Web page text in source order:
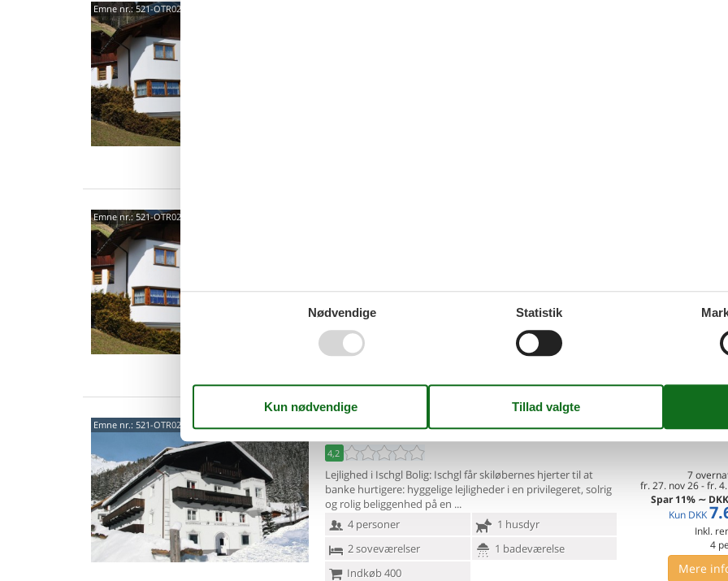
Emne nr.:521-OTR02513-DYC
Emne nr.:521-OTR02513-DYB
m over havets overflade).
4 personer
Ingen husdyr
2 soveværelser
1 badeværelse
Spar15%∼DKK
DKK
Mere
Emne nr.: 521-OTR02510-DYE 6561 - Ischgl-Mathon
4,2
Lejlighed i Ischgl Bolig: Ischgl får skiløbernes hjerter til at
banke hurtigere: hyggelige lejligheder i en privilegeret, solrig
og rolig beliggenhed på en
4 personer
1 husdyr
2 soveværelser
1 badeværelse
Indkøb 400
Tilføj til
7
fr. 27. nov 26-fr.
Spar 11% ∼ DKK
Kun DKK
Inkl.
4
Mere
Nødvendige Statistik